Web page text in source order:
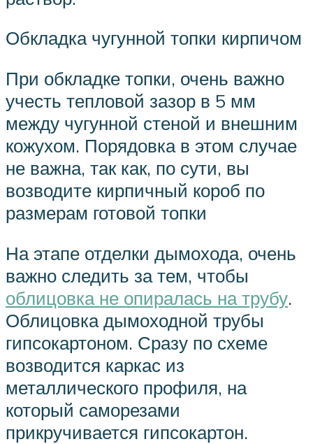
Обкладка чугунной топки кирпичом
При обкладке топки, очень важно
учесть тепловой зазор в 5 мм
между чугунной стеной и внешним
кожухом. Порядовка в этом случае
не важна, так как, по сути, вы
возводите кирпичный короб по
размерам готовой топки
На этапе отделки дымохода, очень
важно следить за тем, чтобы
облицовка не опиралась на трубу.
Облицовка дымоходной трубы
гипсокартоном. Сразу по схеме
возводится каркас из
металлического профиля, на
который саморезами
прикручивается гипсокартон.